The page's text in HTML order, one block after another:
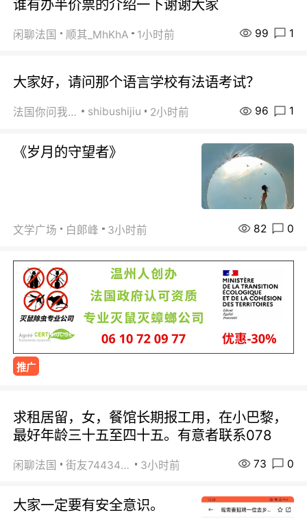
谁有办半价票的介绍一下谢谢大家
闲聊法国 顺其_MhKhA 1小时前 99 1
大家好，请问那个语言学校有法语考试？
法国你问我答 shibushijiu 2小时前 96 1
《岁月的守望者》
文学广场 白郞峰 3小时前 82 0
推广
求租居留，女，餐馆长期报工用，在小巴黎，
最好年龄三十五至四十五。有意者联系078
闲聊法国 街友74434350 3小时前 73 0
大家一定要有安全意识。